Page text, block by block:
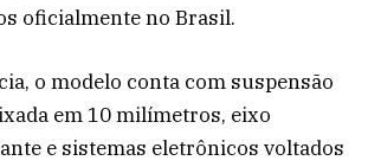
oficialmente no Brasil.
o modelo conta com suspensão
em 10 milímetros, eixo
e sistemas eletrônicos voltados